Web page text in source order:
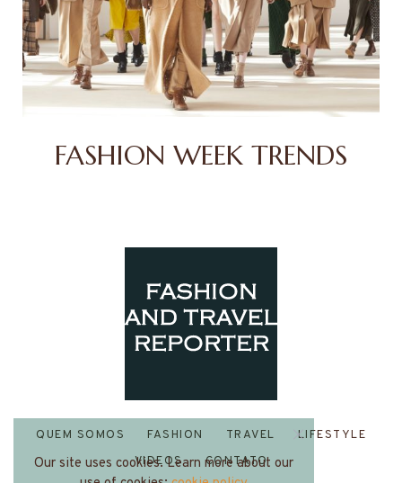
FASHION WEEK TRENDS
QUEM SOMOS FASHION TRAVEL
LIFESTYLE
VIDEOS
CONTATO
Our site uses cookies. Learn more about our